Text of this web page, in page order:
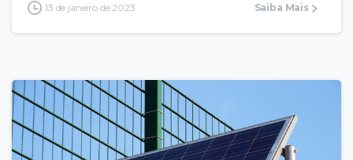
13 de janeiro de 2023 Saiba Mais